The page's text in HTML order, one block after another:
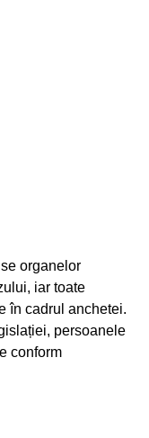
organelor
iar toate
în cadrul anchetei.
persoanele
conform